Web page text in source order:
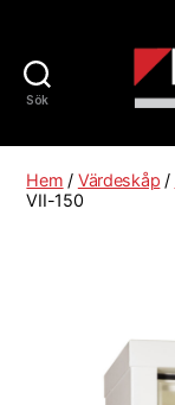
Sök
Hem / Värdeskåp /
VII-150